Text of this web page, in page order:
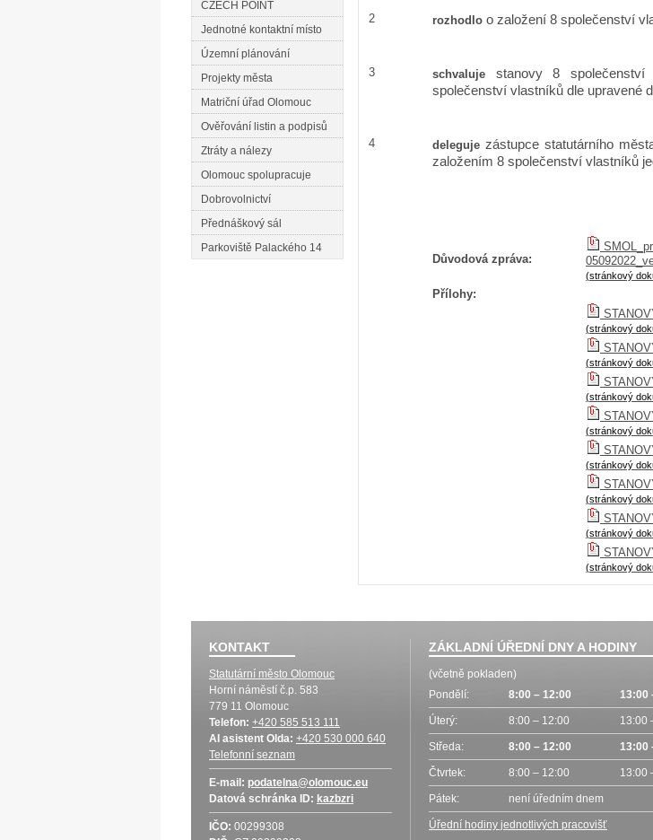
CZECH POINT
Jednotné kontaktní místo
Územní plánování
Projekty města
Matriční úřad Olomouc
Ověřování listin a podpisů
Ztráty a nálezy
Olomouc spolupracuje
Dobrovolnictví
Přednáškový sál
Parkoviště Palackého 14
2 rozhodlo o založení 8 společenství
3 schvaluje stanovy 8 společenství
společenství vlastníků dle upravené
4 deleguje zástupce statutárního
založením 8 společenství vlastníků
Důvodová zpráva:
(stránkový
Přílohy:
(stránkový
(stránkový
(stránkový
(stránkový
(stránkový
(stránkový
(stránkový
(stránkový
KONTAKT
Statutární město Olomouc
Horní náměstí č.p. 583
779 11 Olomouc
Telefon: +420 585 513 111
AI asistent Olda: +420 530 000 640
Telefonní seznam
E-mail: podatelna@olomouc.eu
Datová schránka ID: kazbzri
IČO: 00299308
ZÁKLADNÍ ÚŘEDNÍ DNY A HODINY
(včetně pokladen)
Pondělí:
8:00 – 12:00 13:00
Úterý: 8:00 – 12:00 13:00
Středa: 8:00 – 12:00 13:00
Čtvrtek: 8:00 – 12:00 13:00
Pátek: není úředním dnem
Úřední hodiny jednotlivých pracovišť